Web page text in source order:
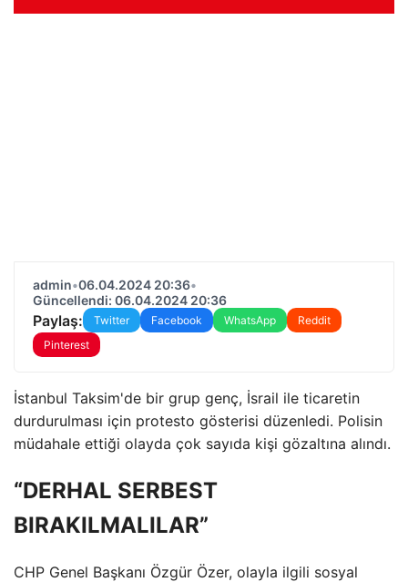
admin•06.04.2024 20:36•
Güncellendi: 06.04.2024 20:36
Paylaş: Twitter Facebook WhatsApp
Reddit
Pinterest
İstanbul Taksim'de bir grup genç, İsrail ile ticaretin
durdurulması için protesto gösterisi düzenledi. Polisin
müdahale ettiği olayda çok sayıda kişi gözaltına alındı.
“DERHAL SERBEST
BIRAKILMALILAR”
CHP Genel Başkanı Özgür Özer, olayla ilgili sosyal